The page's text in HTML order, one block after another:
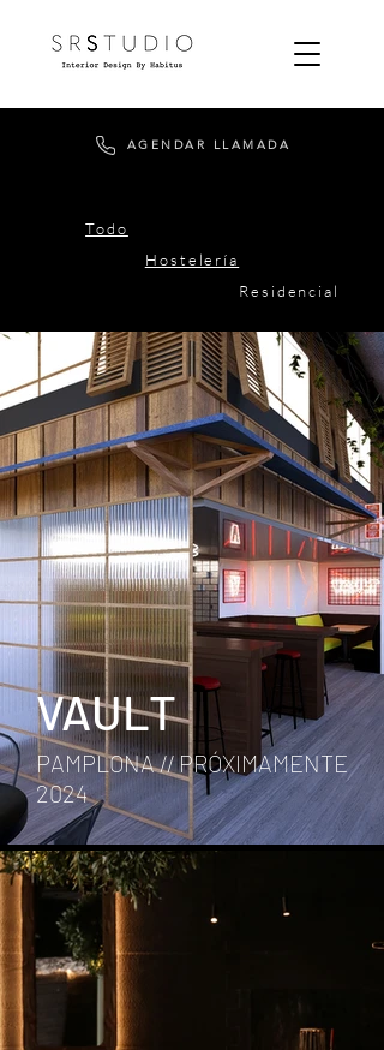
AGENDAR LLAMADA
Todo
Hostelería
Residencial
VAULT
PAMPLONA // PRÓXIMAMENTE
2024